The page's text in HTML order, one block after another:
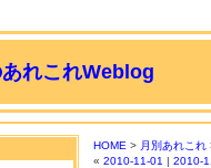
あれこれWeblog
HOME > 月別あれこれ
« 2010-11-01 | 2010-